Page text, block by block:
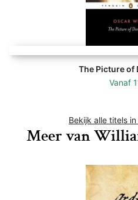
The Picture of
Vanaf
Bekijk alle titels
Meer van